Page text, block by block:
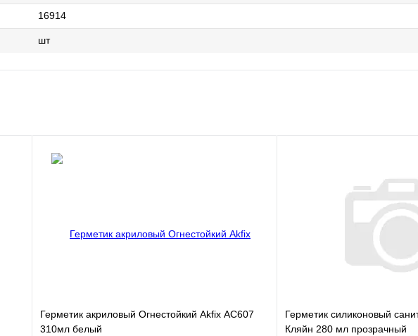
16914
шт
Герметик акриловый Огнестойкий Akfix АС607
310мл белый
Герметик силиконовый
Кляйн 280 мл прозрачный